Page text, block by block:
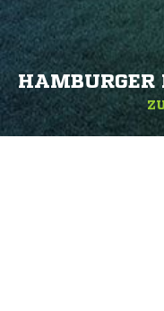
HAMBURGER